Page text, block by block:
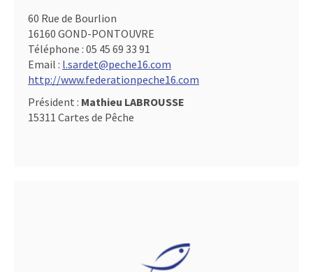
60 Rue de Bourlion
16160 GOND-PONTOUVRE
Téléphone : 05 45 69 33 91
Email : l.sardet@peche16.com
http://www.federationpeche16.com
Président : Mathieu LABROUSSE
15311 Cartes de Pêche